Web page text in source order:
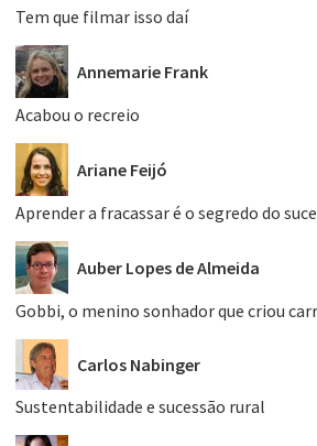
Tem que filmar isso daí
Annemarie Frank
Acabou o recreio
Ariane Feijó
Aprender a fracassar é o segredo do
Auber Lopes de Almeida
Gobbi, o menino sonhador que criou
Carlos Nabinger
Sustentabilidade e sucessão rural